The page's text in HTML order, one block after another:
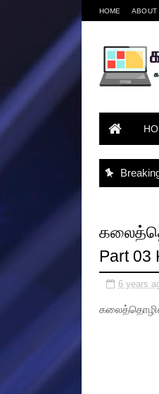
HOME ABOUT
Part 03
6 years
கலைத்தொழில்